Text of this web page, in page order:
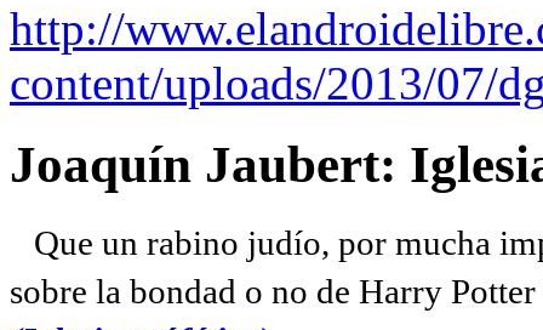
http://
content/uploads/2013/07/
Joaquín Jaubert:
Que un rabino judío, por mucha
sobre la bondad o no de Harry